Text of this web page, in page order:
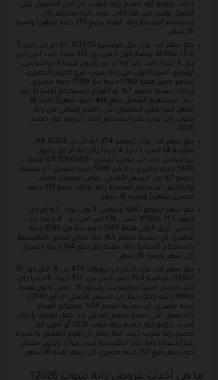
أحدث برومو كود خصم راية شوب، من أجل الحصول على
أفضل توفير على هذا اللاب توب، كما يمكنكم الآن
استخدام أقساط راية، فقط بدفع 375 جنيه شهرياً ولمدة
36 شهر.
بلغ سعر لاب توب ديل فوسترو 15-3515، ايه ام دي رايزن 5
3450U، 15.6 بوصة فول اتش دي، 512 جيجا بايت اس اس
دي، 8 جيجا بايت رام، ايه ام دي راديون فيجا 8 جرافيكس،
أوبونتو، أسود اللون، في راية شوب فرع اكتوبر الحصرى
بسعر مميز فقط 11180 جنيه بدلاً 11999 جنيه مصري،
وذلك بنسبة خصم 7%، او القيام باستخدام أقساط راية،
حيث يستطيع العميل دفع 466 جنيه شهرياً لمدة 36
شهر، كما يمكن الحصول على خصم إضافي من راية
شوب لاب توب، عبر استخدام أحدث برومو كود خصم
2026 .
بلغ سعر لاب توب لينوفو V14، ايه ام دي A4 3020E،
شاشة 14 انش، 1 تيرا، 4 جيجا رام، ايه ام دي راديون
جرافيكس بلت ان، دوس، رمادي – 82C6006GED فقط
5600 جنيه مصري بدلاً من 5999 جنيه مصري، أي بنسبة
خصم 7% من السعر الأصلي، يمكن للعملاء الجدد
والحاليين استخدام أقساط راية، وذلك بدفع 233 جنيه
مصري شهرياً ولمدة 36 شهر.
بلغ سعر لينوفو X360 فليكس 3 نوت بوك ، أيه إم دي
اثلون 3050U، 11.5 انش ، 128 اس اس دي ، 4 جيجا رام ،
تاتش ، أزرق اللون فقط 7999 جنيه بدلاً من 8399 جنيه
مصري، أي بنسبة خصم 5%، كما يمكن الدفع بالتقسيط
باستخدام أقساط راية، فقط يتم دفع 334 جنيه مصري
كل شهر ولمدة 36 شهر
بلغ سعر لاب توب اتش بي بروبوك 450 جي 8، انتل كور i5-
1135G7، شاشة 15.6 انش اتش دي، 512 جيجا، 8 جيجا رام،
انتل ايريس اكس جرافيكس، ويندوز 10، فضي اللون فقط
18999 جنيه وذلك بدلاً من السعر الأصلي البالغ 22140
جنيه مصري، أي بنسبة خصم 14%، يمكنكم القيام
بالحصول على نسبة خصم إضافي من خلال القيام بإدخال
أحدث برومو كود خصم راية شوب 2026 أو أقوى كود
خصم راية شوب جديد، كما يمكن أن يقوم العميل بالشراء
عبر أقساط راية، يتم التقسيط بدون فوائد وبدون مقدم،
حيث يتم دفع 792 جنية مصري كل شهر لمدة 36 شهر.
ما هي أحدث عروض راية شوب 2026؟